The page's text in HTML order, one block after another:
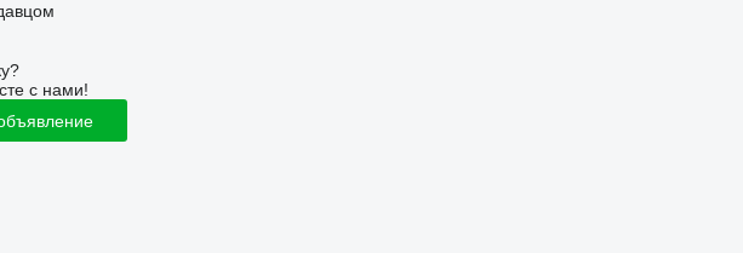
с нами!